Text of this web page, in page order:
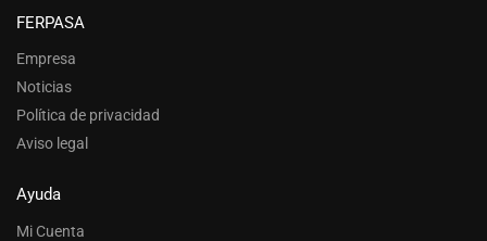
FERPASA
Empresa
Noticias
Política de privacidad
Aviso legal
Ayuda
Mi Cuenta